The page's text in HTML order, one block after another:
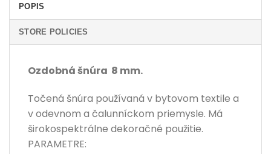
POPIS
STORE POLICIES
Ozdobná šnúra 8 mm.
Točená šnúra používaná v bytovom textile a
v odevnom a čalunníckom priemysle. Má
širokospektrálne dekoračné použitie.
PARAMETRE: